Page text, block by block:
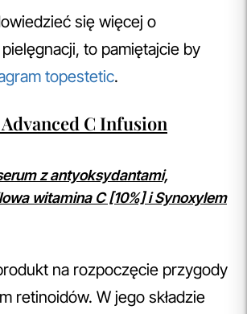
się więcej o
to pamiętajcie by
topestetic.
C Infusion
z antyoksydantami,
witamina C [10%] i Synoxylem
na rozpoczęcie przygody
retinoidów. W jego składzie